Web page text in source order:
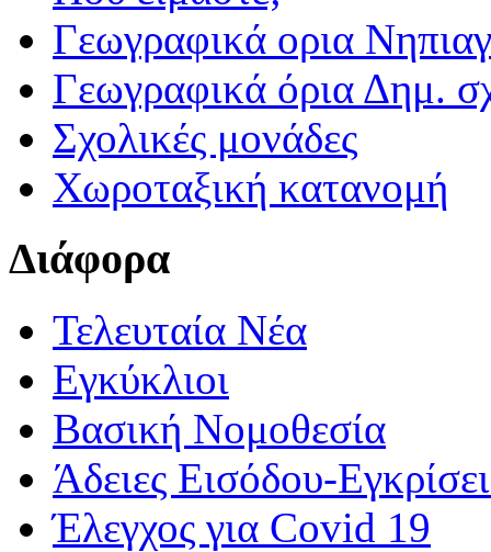
Γεωγραφικά ορια
Γεωγραφικά όρια Δημ.
Σχολικές μονάδες
Χωροταξική κατανομή
Διάφορα
Τελευταία Νέα
Εγκύκλιοι
Βασική Νομοθεσία
Άδειες Εισόδου-
Έλεγχος για Covid 19